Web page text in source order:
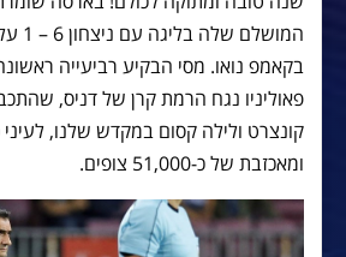
פאוליניו נגח הרמת קרן של דניס,
קונצרט ולילה קסום במקדש שלנו, לעיני
ומאכזבת של כ-51,000 צופים.